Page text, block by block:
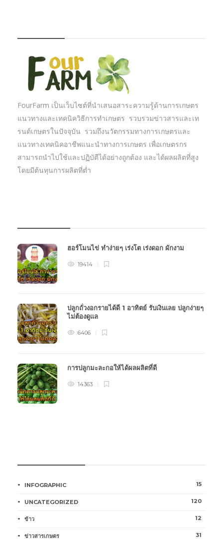
FourFarm เป็นเว็บไซต์ที่นำเสนอสาระความรู้ด้านการเกษตร
แนวทางและเทคนิควิธีการทำเกษตร รวบรวมข่าวสารและเท
รนด์เกษตรในปัจจุบัน รวมถึงนวัตกรรมทางการเกษตรและ
แนวทางเทคนิคอาชีพแนะนำทางการเกษตร เพื่อเกษตรกร
สามารถนำไปใช้และปฏิบัตืได้อย่างถูกต้อง และได้ผลผลิตที่สูง
โดยมีต้นทุนการผลิตที่ต่ำ
ฮอร์โมนไข่ ทำง่ายๆ เร่งโต เร่งดอก ผักงาม
19414
ปลูกถั่วงอกรายได้ดี 1 อาทิตย์ รับเงินเลย ปลูกง่ายๆ
ไม่ต้องดูแล
6406
การปลูกมะละกอให้ได้ผลผลิตที่ดี
14363
INFOGRAPHIC 15
UNCATEGORIZED 120
ข้าว 12
ข่าวสารเกษตร 31